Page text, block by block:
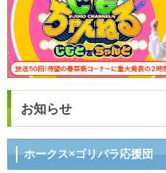
お知らせ
ホークス×ゴリパラ応援団